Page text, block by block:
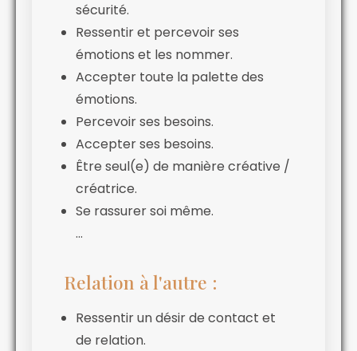
sécurité.
Ressentir et percevoir ses
émotions et les nommer.
Accepter toute la palette des
émotions.
Percevoir ses besoins.
Accepter ses besoins.
Être seul(e) de manière créative /
créatrice.
Se rassurer soi même.
…
Relation à l'autre :
Ressentir un désir de contact et
de relation.